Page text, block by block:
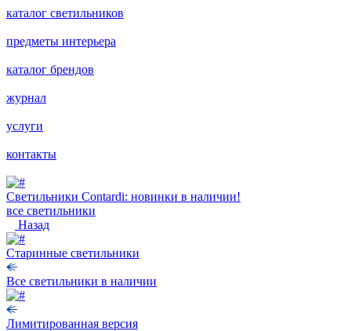
каталог светильников
предметы интерьера
каталог брендов
журнал
услуги
контакты
Светильники Contardi: новинки в наличии!
все светильники
Назад
Старинные светильники
Все светильники в наличии
Лимитированная версия